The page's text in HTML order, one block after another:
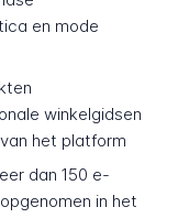
en mode
winkelgidsen
het platform
dan 150 e-
in het